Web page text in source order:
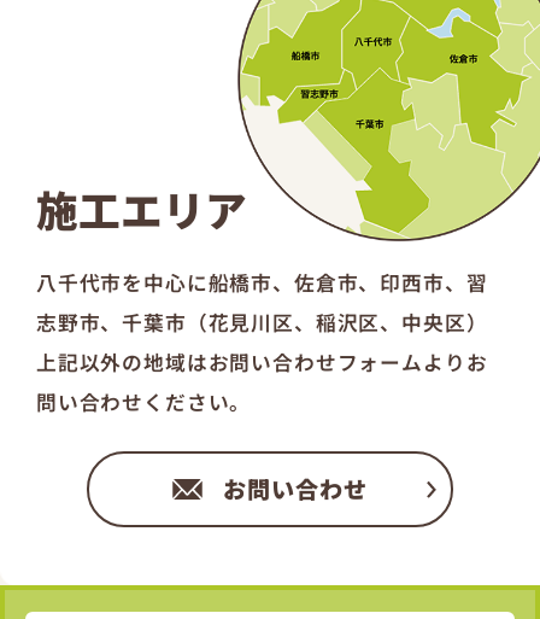
施工エリア
八千代市を中心に船橋市、佐倉市、印西市、習
志野市、千葉市（花見川区、稲沢区、中央区）
上記以外の地域はお問い合わせフォームよりお
問い合わせください。
お問い合わせ